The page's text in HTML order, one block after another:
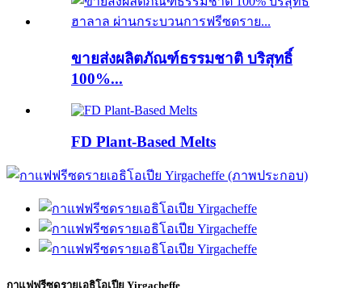
ขายส่งผลิตภัณฑ์ธรรมชาติ บริสุทธิ์
100%...
FD Plant-Based Melts
กาแฟฟรีซดรายเอธิโอเปีย Yirgacheffe